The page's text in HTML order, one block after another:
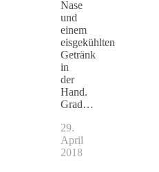
Nase
und
einem
eisgekühlten
Getränk
in
der
Hand.
Grad…
29.
April
2018